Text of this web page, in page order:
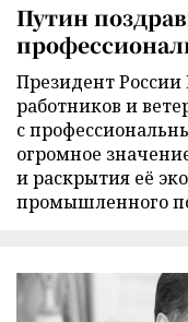
Путин
Президент
работников и
с
огромное
и раскрытия её
промышленного